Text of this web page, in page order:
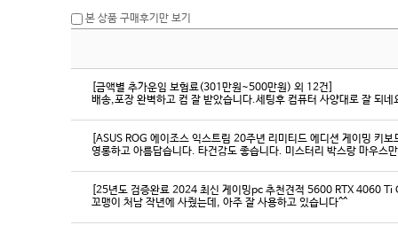
본 상품 구매후기만 보기
[금액별 추가운임 보험료(301만원~500만원) 외 12건]
배송,포장 완벽하고 컴 잘 받았습니다.세팅후 컴퓨터 사양대로 잘 되
[ASUS ROG 에이조스 익스트림 20주년 리미티드 에디션 게이밍 키
영롱하고 아름답습니다. 타건감도 좋습니다. 미스터리 박스랑 마우스
[25년도 검증완료 2024 최신 게이밍pc 추천견적 5600 RTX 4060
꼬맹이 처남 작년에 사줬는데, 아주 잘 사용하고 있습니다^^